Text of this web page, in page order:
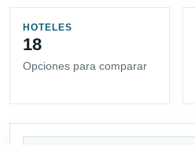
HOTELES
18
Opciones para comparar